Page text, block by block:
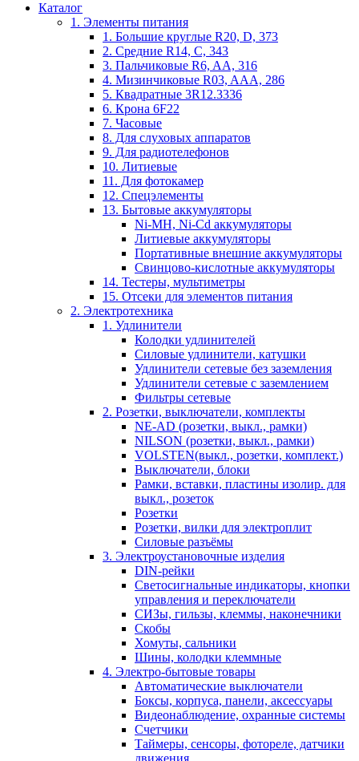
Каталог
1. Элементы питания
1. Большие круглые R20, D, 373
2. Средние R14, C, 343
3. Пальчиковые R6, AA, 316
4. Мизинчиковые R03, AAA, 286
5. Квадратные 3R12.3336
6. Крона 6F22
7. Часовые
8. Для слуховых аппаратов
9. Для радиотелефонов
10. Литиевые
11. Для фотокамер
12. Спецэлементы
13. Бытовые аккумуляторы
Ni-MH, Ni-Cd аккумуляторы
Литиевые аккумуляторы
Портативные внешние аккумуляторы
Свинцово-кислотные аккумуляторы
14. Тестеры, мультиметры
15. Отсеки для элементов питания
2. Электротехника
1. Удлинители
Колодки удлинителей
Силовые удлинители, катушки
Удлинители сетевые без заземления
Удлинители сетевые с заземлением
Фильтры сетевые
2. Розетки, выключатели, комплекты
NE-AD (розетки, выкл., рамки)
NILSON (розетки, выкл., рамки)
VOLSTEN(выкл., розетки, комплект.)
Выключатели, блоки
Рамки, вставки, пластины изолир. для
выкл., розеток
Розетки
Розетки, вилки для электроплит
Силовые разъёмы
3. Электроустановочные изделия
DIN-рейки
Светосигнальные индикаторы, кнопки
управления и переключатели
СИЗы, гильзы, клеммы, наконечники
Скобы
Хомуты, сальники
Шины, колодки клеммные
4. Электро-бытовые товары
Автоматические выключатели
Боксы, корпуса, панели, аксессуары
Видеонаблюдение, охранные системы
Счетчики
Таймеры, сенсоры, фотореле, датчики
движения